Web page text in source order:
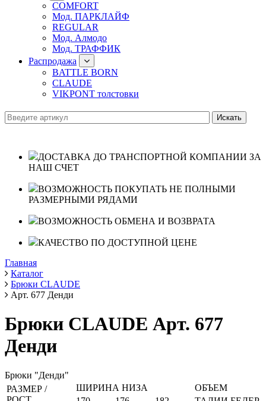
COMFORT
Мод. ПАРКЛАЙФ
REGULAR
Мод. Алмодо
Мод. ТРАФФИК
Распродажа
BATTLE BORN
CLAUDE
VIKPONT толстовки
ДОСТАВКА ДО ТРАНСПОРТНОЙ КОМПАНИИ ЗА
НАШ СЧЕТ
ВОЗМОЖНОСТЬ ПОКУПАТЬ НЕ ПОЛНЫМИ
РАЗМЕРНЫМИ РЯДАМИ
ВОЗМОЖНОСТЬ ОБМЕНА И ВОЗВРАТА
КАЧЕСТВО ПО ДОСТУПНОЙ ЦЕНЕ
Главная
Каталог
Брюки CLAUDE
Арт. 677 Денди
Брюки CLAUDE Арт. 677
Денди
Брюки "Денди"
РАЗМЕР /
ШИРИНА НИЗА
ОБЪЕМ